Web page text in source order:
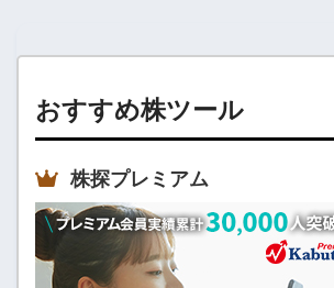
おすすめ株ツール
株探プレミアム